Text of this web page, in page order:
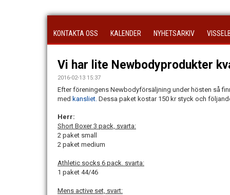
KONTAKTA OSS KALENDER NYHETSARKIV
Vi har lite Newbodyprodukter
2016-02-13 15:37
Efter föreningens Newbodyförsäljning under hösten så
med kansliet. Dessa paket kostar 150 kr styck och
Herr:
Short Boxer 3 pack, svarta:
2 paket small
2 paket medium
Athletic socks 6 pack. svarta:
1 paket 44/46
Mens active set, svart: